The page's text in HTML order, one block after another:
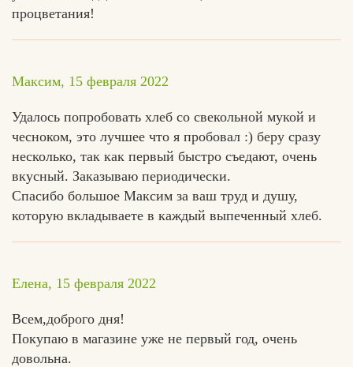
процветания!
Максим, 15 февраля 2022
Удалось попробовать хлеб со свекольной мукой и
чесноком, это лучшее что я пробовал :) беру сразу
несколько, так как первый быстро съедают, очень
вкусный. Заказываю периодически.
Спасибо большое Максим за ваш труд и душу,
которую вкладываете в каждый выпеченный хлеб.
Елена, 15 февраля 2022
Всем,доброго дня!
Покупаю в магазине уже не первый год, очень
довольна.